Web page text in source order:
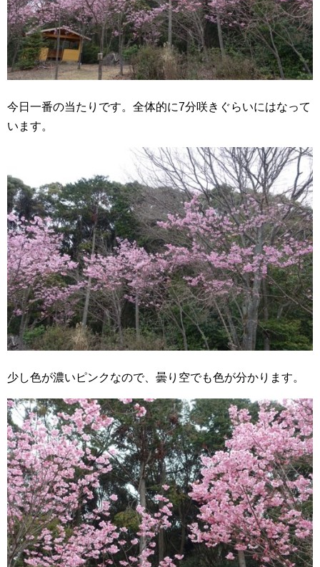
今日一番の当たりです。全体的に7分咲きぐらいにはなって
います。
少し色が濃いピンクなので、曇り空でも色が分かります。